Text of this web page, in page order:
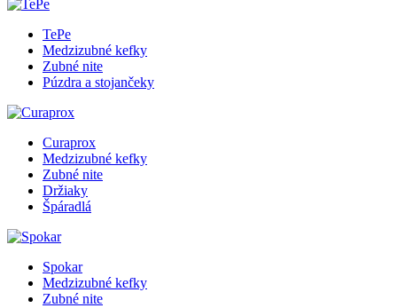
TePe
Medzizubné kefky
Zubné nite
Púzdra a stojančeky
Curaprox
Medzizubné kefky
Zubné nite
Držiaky
Špáradlá
Spokar
Medzizubné kefky
Zubné nite